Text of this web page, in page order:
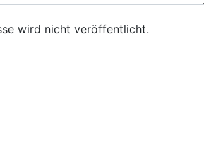
wird nicht veröffentlicht.